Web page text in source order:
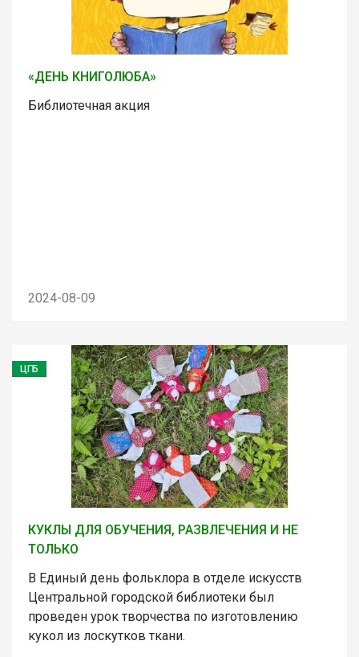
«ДЕНЬ КНИГОЛЮБА»
Библиотечная акция
2024-08-09
ЦГБ
КУКЛЫ ДЛЯ ОБУЧЕНИЯ, РАЗВЛЕЧЕНИЯ И НЕ
ТОЛЬКО
В Единый день фольклора в отделе искусств
Центральной городской библиотеки был
проведен урок творчества по изготовлению
кукол из лоскутков ткани.